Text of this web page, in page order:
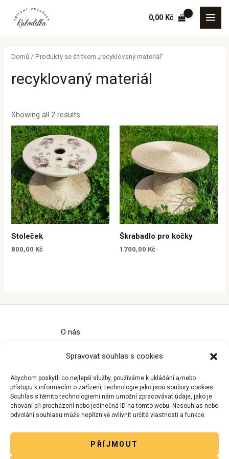
Spravovat souhlas s cookies
Abychom poskytli co nejlepší služby, používáme k ukládání a/nebo
přístupu k informacím o zařízení, technologie jako jsou soubory cookies.
Souhlas s těmito technologiemi nám umožní zpracovávat údaje, jako je
chování při procházení nebo jedinečná ID na tomto webu. Nesouhlas nebo
odvolání souhlasu může nepříznivě ovlivnit určité vlastnosti a funkce.
PŘÍJMOUT
Přeskočit
0,00 Kč
Domů / Produkty se štítkem „recyklovaný materiál“
recyklovaný materiál
Showing all 2 results
Stoleček
800,00 Kč
Škrabadlo pro kočky
1700,00 Kč
O nás
Obchodní podmínky
Zásady ochrany osobních údajů
Zásady cookies (EU)